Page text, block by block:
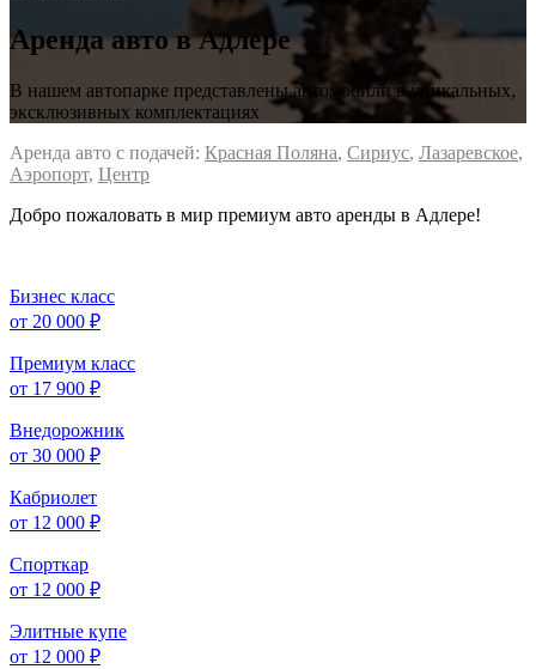
Аренда авто в Адлере
В нашем автопарке представлены автомобили в уникальных,
эксклюзивных комплектациях
Аренда авто с подачей: Красная Поляна, Сириус, Лазаревское,
Аэропорт, Центр
Добро пожаловать в мир премиум авто аренды в Адлере!
Бизнес класс
от 20 000 ₽
Премиум класс
от 17 900 ₽
Внедорожник
от 30 000 ₽
Кабриолет
от 12 000 ₽
Спорткар
от 12 000 ₽
Элитные купе
от 12 000 ₽